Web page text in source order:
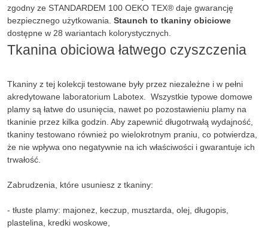
zgodny ze STANDARDEM 100 OEKO TEX® daje gwarancję
bezpiecznego użytkowania. Staunch to tkaniny obiciowe
dostępne w 28 wariantach kolorystycznych.
Tkanina obiciowa łatwego czyszczenia
Tkaniny z tej kolekcji testowane były przez niezależne i w pełni
akredytowane laboratorium Labotex. Wszystkie typowe domowe
plamy są łatwe do usunięcia, nawet po pozostawieniu plamy na
tkaninie przez kilka godzin. Aby zapewnić długotrwałą wydajność,
tkaniny testowano również po wielokrotnym praniu, co potwierdza,
że nie wpływa ono negatywnie na ich właściwości i gwarantuje ich
trwałość.
Zabrudzenia, które usuniesz z tkaniny:
- tłuste plamy: majonez, keczup, musztarda, olej, długopis,
plastelina, kredki woskowe,